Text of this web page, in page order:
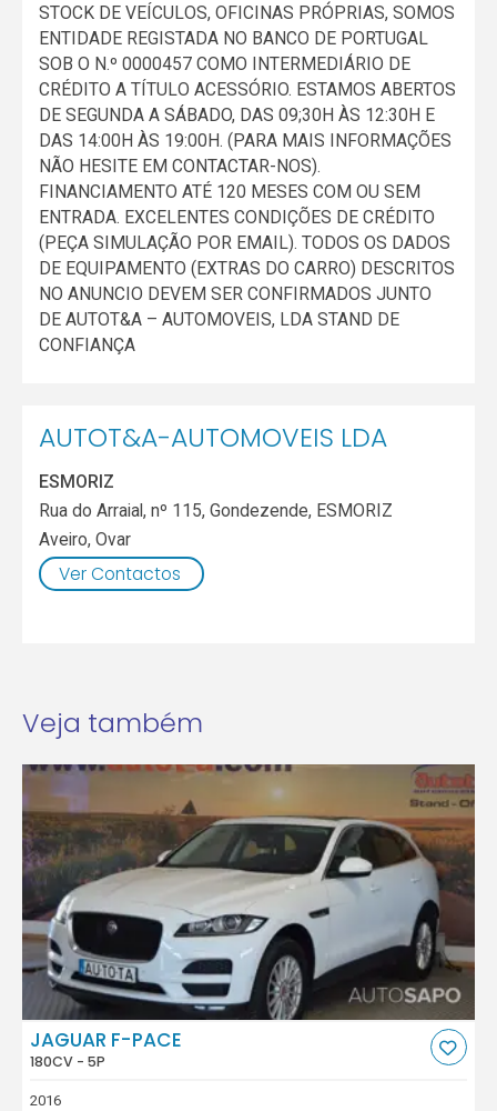
STOCK DE VEÍCULOS, OFICINAS PRÓPRIAS, SOMOS
ENTIDADE REGISTADA NO BANCO DE PORTUGAL
SOB O N.º 0000457 COMO INTERMEDIÁRIO DE
CRÉDITO A TÍTULO ACESSÓRIO. ESTAMOS ABERTOS
DE SEGUNDA A SÁBADO, DAS 09;30H ÀS 12:30H E
DAS 14:00H ÀS 19:00H. (PARA MAIS INFORMAÇÕES
NÃO HESITE EM CONTACTAR-NOS).
FINANCIAMENTO ATÉ 120 MESES COM OU SEM
ENTRADA. EXCELENTES CONDIÇÕES DE CRÉDITO
(PEÇA SIMULAÇÃO POR EMAIL). TODOS OS DADOS
DE EQUIPAMENTO (EXTRAS DO CARRO) DESCRITOS
NO ANUNCIO DEVEM SER CONFIRMADOS JUNTO
DE AUTOT&A – AUTOMOVEIS, LDA STAND DE
CONFIANÇA
AUTOT&A-AUTOMOVEIS LDA
ESMORIZ
Rua do Arraial, nº 115, Gondezende, ESMORIZ
Aveiro,Ovar
Ver Contactos
Veja também
JAGUAR F-PACE
180CV - 5P
2016